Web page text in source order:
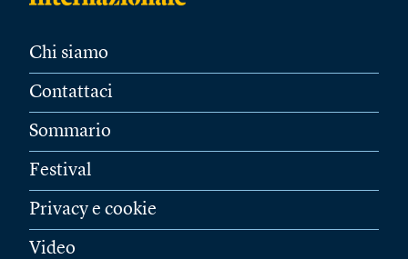
Chi siamo
Contattaci
Sommario
Festival
Privacy e cookie
Video